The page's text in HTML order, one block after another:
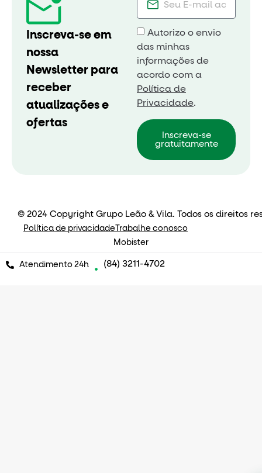
Inscreva-se em
nossa
Newsletter para
receber
atualizações e
ofertas
Autorizo o envio
das minhas
informações de
acordo com a
Política de
Privacidade.
Inscreva-se
gratuitamente
© 2024 Copyright Grupo Leão & Vila. Todos os direitos
Política de privacidadeTrabalhe conosco
Mobister
Atendimento 24h (84) 3211-4702